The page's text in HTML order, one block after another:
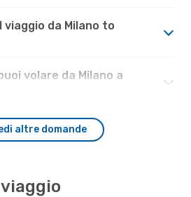
viaggio da Milano to
volare da Milano a
altre domande